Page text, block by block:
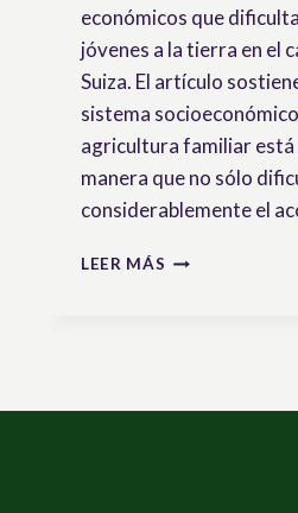
económicos que
jóvenes a la tierra en el
Suiza. El artículo
sistema
agricultura familiar
manera que no sólo
considerablemente el
LEER MÁS ACCESO
Y